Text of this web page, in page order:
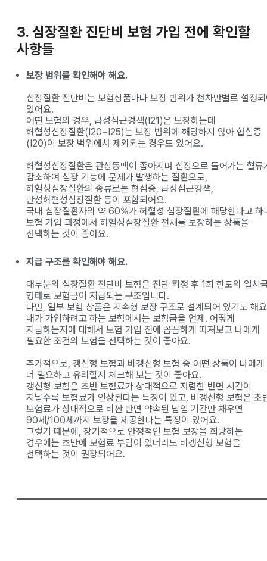
3. 심장질환 진단비 보험 가입 전에 확인할
사항들
보장 범위를 확인해야 해요.
심장질환 진단비는 보험상품마다 보장 범위가 천차만별로 설정
있어요.
어떤 보험의 경우, 급성심근경색(I21)은 보장하는데
허혈성심장질환(I20~I25)는 보장 범위에 해당하지 않아 협심증
(I20)이 보장 범위에서 제외되는 경우도 있어요.
허혈성심장질환은 관상동맥이 좁아지며 심장으로 들어가는 혈류
감소하여 심장 기능에 문제가 발생하는 질환으로,
허혈성심장질환의 종류로는 협심증, 급성심근경색,
만성허혈성심장질환 등이 포함되어요.
국내 심장질환자의 약 60%가 허혈성 심장질환에 해당한다고 하
보험 가입 과정에서 허혈성심장질환 전체를 보장하는 상품을
선택하는 것이 좋아요.
지급 구조를 확인해야 해요.
대부분의 심장질환 진단비 보험은 진단 확정 후 1회 한도의 일시
형태로 보험금이 지급되는 구조입니다.
다만, 일부 보험 상품은 지속형 보장 구조로 설계되어 있기도 해
내가 가입하려고 하는 보험에서는 보험금을 언제, 어떻게
지급하는지에 대해서 보험 가입 전에 꼼꼼하게 따져보고 나에게
필요한 조건의 보험을 선택하는 것이 좋아요.
추가적으로, 갱신형 보험과 비갱신형 보험 중 어떤 상품이 나에게
더 필요하고 유리할지 체크해 보는 것이 좋아요.
갱신형 보험은 초반 보험료가 상대적으로 저렴한 반면 시간이
지날수록 보험료가 인상된다는 특징이 있고, 비갱신형 보험은 초
보험료가 상대적으로 비싼 반면 약속된 납입 기간만 채우면
90세/100세까지 보장을 제공한다는 특징이 있어요.
그렇기 때문에, 장기적으로 안정적인 보험 보장을 희망하는
경우에는 초반에 보험료 부담이 있더라도 비갱신형 보험을
선택하는 것이 권장되어요.